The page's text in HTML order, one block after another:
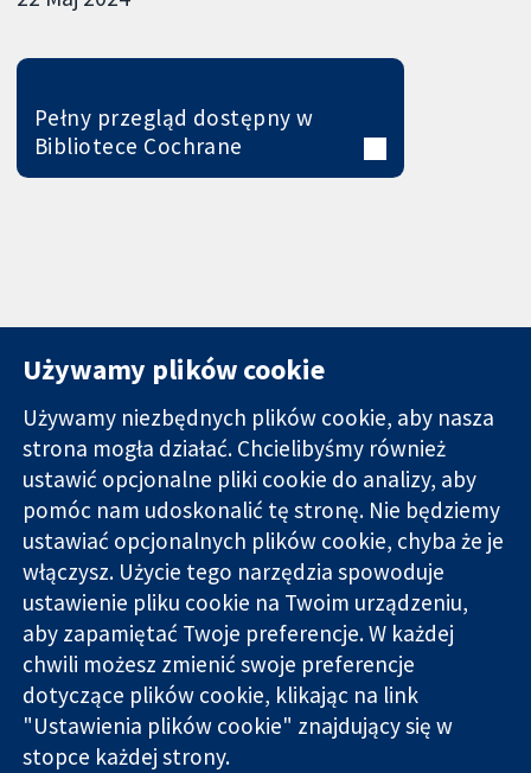
Pełny przegląd dostępny w
Bibliotece Cochrane
Wiarygodne dane
naukowe.
Świadome
decyzje.
Lepsze zdrowie.
11-13 Cavendish
Square
Londyn
W1G 0AN
Wielka Brytania
Kontakt
Nowości
Biuro
prasowe
O nas
Praca
Cochrane
Library
Cochrane Collaboration to organizacja charytatywna (nr
1045921) i spółka z ograniczoną odpowiedzialnością (nr
Używamy plików cookie
Używamy niezbędnych plików cookie, aby nasza
strona mogła działać. Chcielibyśmy również
ustawić opcjonalne pliki cookie do analizy, aby
pomóc nam udoskonalić tę stronę. Nie będziemy
ustawiać opcjonalnych plików cookie, chyba że je
włączysz. Użycie tego narzędzia spowoduje
ustawienie pliku cookie na Twoim urządzeniu,
aby zapamiętać Twoje preferencje. W każdej
chwili możesz zmienić swoje preferencje
dotyczące plików cookie, klikając na link
"Ustawienia plików cookie" znajdujący się w
stopce każdej strony.